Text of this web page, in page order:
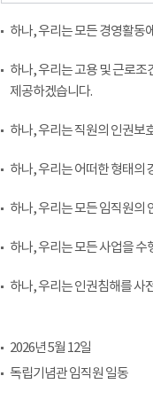
하나, 우리는 모든 경영활동
하나, 우리는 고용 및 근로조
제공하겠습니다.
하나, 우리는 직원의 인권보
하나, 우리는 어떠한 형태의
하나, 우리는 모든 임직원의
하나, 우리는 모든 사업을 수
하나, 우리는 인권침해를 사
2026년 5월 12일
독립기념관 임직원 일동